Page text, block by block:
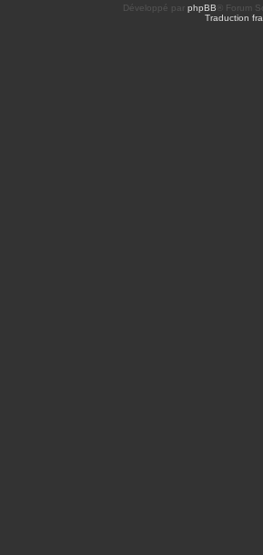
Développé par phpBB ® Forum
Traduction